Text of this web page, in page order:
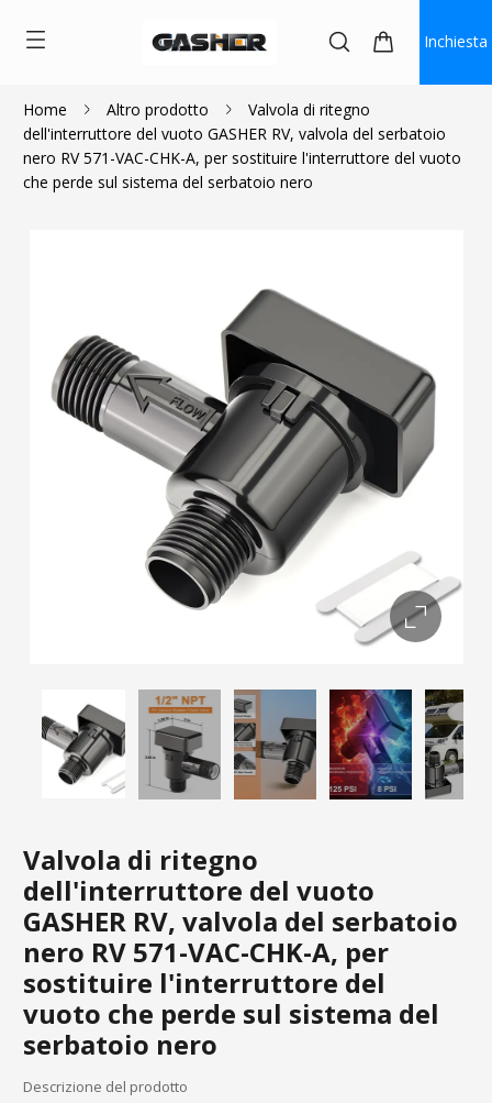
Inchiesta
Home Altro prodotto
Valvola di ritegno
dell'interruttore del vuoto GASHER RV, valvola del serbatoio
nero RV 571-VAC-CHK-A, per sostituire l'interruttore del vuoto
che perde sul sistema del serbatoio nero
Valvola di ritegno
dell'interruttore del vuoto
GASHER RV, valvola del serbatoio
nero RV 571-VAC-CHK-A, per
sostituire l'interruttore del
vuoto che perde sul sistema del
serbatoio nero
$17.99
Descrizione del prodotto